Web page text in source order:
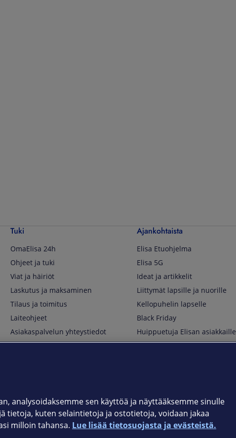
Tuki
OmaElisa 24h
Ohjeet ja tuki
Viat ja häiriöt
Laskutus ja maksaminen
Tilaus ja toimitus
Laiteohjeet
Asiakaspalvelun yhteystiedot
Soita Omagurulle
Asiakastiedotteet
OmaElisa-sovellus
Kirjaudu sähköpostiin
Ajankohtaista
Elisa Etuohjelma
Elisa 5G
Ideat ja artikkelit
Liittymät lapsille ja nuorille
Kellopuhelin lapselle
Black Friday
Huippuetuja Elisan asiakkaille
analysoidaksemme sen käyttöä ja näyttääksemme sinulle
tietoja, kuten selaintietoja ja ostotietoja, voidaan jakaa
milloin tahansa. Lue lisää tietosuojasta ja evästeistä.